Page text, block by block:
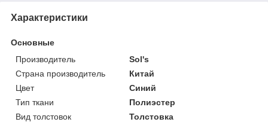
Характеристики
Основные
Производитель
Sol's
Страна производитель
Китай
Цвет
Синий
Тип ткани
Полиэстер
Вид толстовок
Толстовка